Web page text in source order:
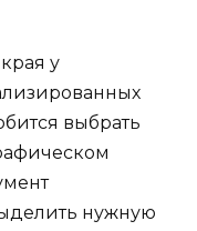
у
выбрать
нужную